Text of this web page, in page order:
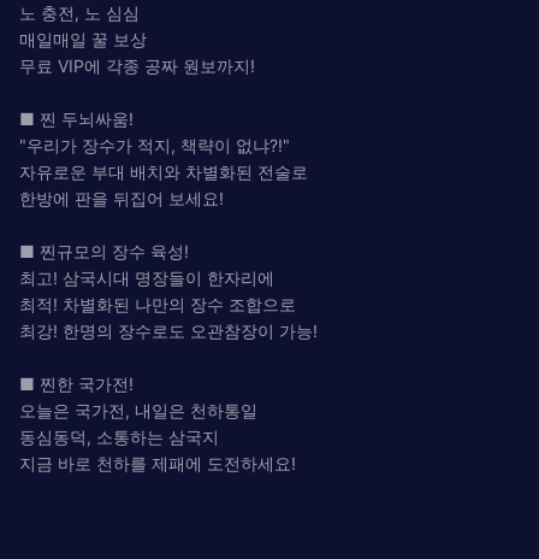
노 충전, 노 심심
매일매일 꿀 보상
무료 VIP에 각종 공짜 원보까지!
■ 찐 두뇌싸움!
"우리가 장수가 적지, 책략이 없냐?!"
자유로운 부대 배치와 차별화된 전술로
한방에 판을 뒤집어 보세요!
■ 찐규모의 장수 육성!
최고! 삼국시대 명장들이 한자리에
최적! 차별화된 나만의 장수 조합으로
최강! 한명의 장수로도 오관참장이 가능!
■ 찐한 국가전!
오늘은 국가전, 내일은 천하통일
동심동덕, 소통하는 삼국지
지금 바로 천하를 제패에 도전하세요!